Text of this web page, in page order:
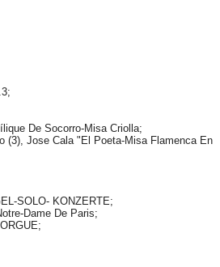
De Socorro-Misa Criolla;
(3), Jose Cala "El Poeta-Misa Flamenca En
SOLO- KONZERTE;
Dame De Paris;